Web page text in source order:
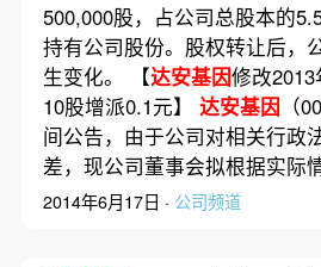
500,000股，占公司总股本的
持有公司股份。股权转让后，
生变化。 【达安基因修改
10股增派0.1元】 达安基因 （
间公告，由于公司对相关行政
差，现公司董事会拟根据实
2014年6月17日 · 公司频道